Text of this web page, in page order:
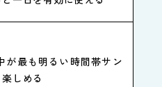
が最も明るい時間帯サン
しめる